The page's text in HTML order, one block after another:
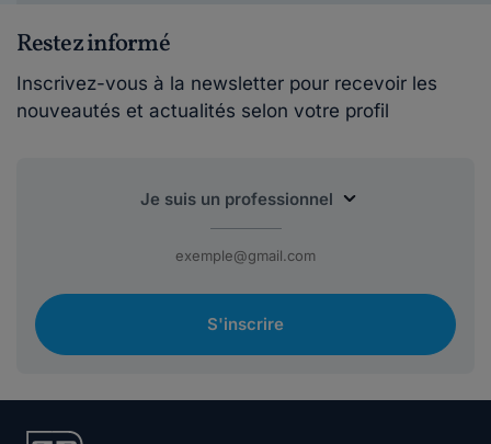
Restez informé
Inscrivez-vous à la newsletter pour recevoir les
nouveautés et actualités selon votre profil
S'inscrire